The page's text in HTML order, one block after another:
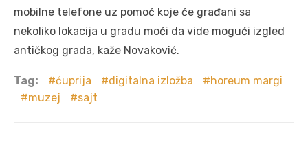
mobilne telefone uz pomoć koje će građani sa
nekoliko lokacija u gradu moći da vide mogući izgled
antičkog grada, kaže Novaković.
Tag: ćuprija digitalna izložba
horeum margi
muzej
sajt